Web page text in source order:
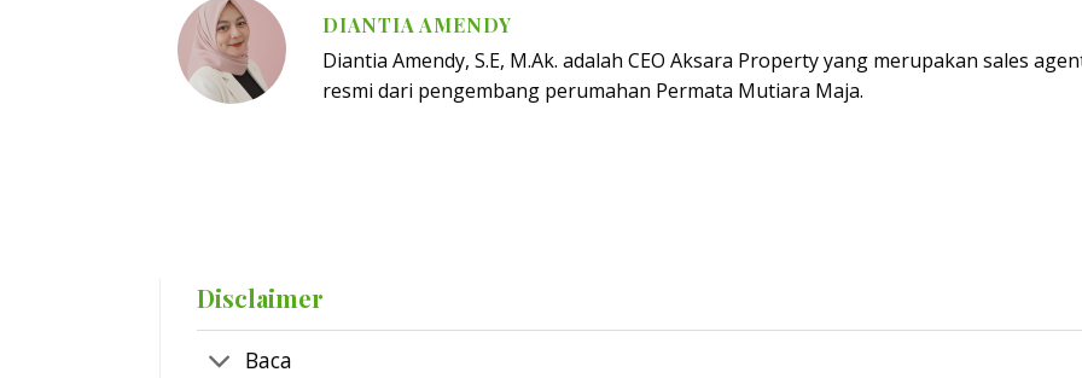
DIANTIA AMENDY
Diantia Amendy, S.E, M.Ak. adalah CEO Aksara Property yang merupakan sales
resmi dari pengembang perumahan Permata Mutiara Maja.
Disclaimer
Baca